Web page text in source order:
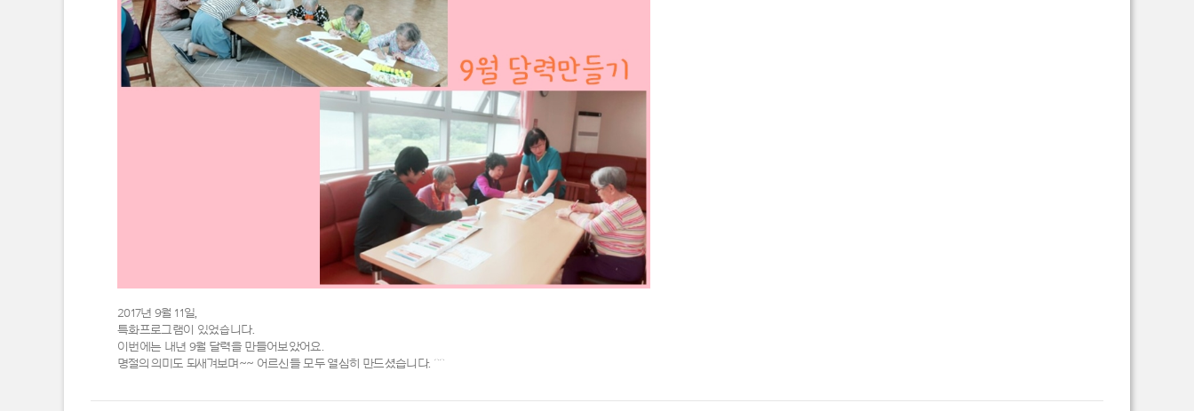
2017년 9월 11일,
특화프로그램이 있었습니다.
이번에는 내년 9월 달력을 만들어보았어요.
명절의 의미도 되새겨보며~~ 어르신들 모두 열심히 만드셨습니다. ^^